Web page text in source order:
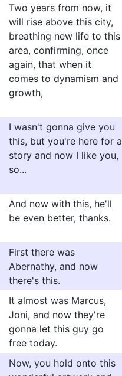
Two years from now, it
will rise above this city,
breathing new life to this
area, confirming, once
again, that when it
comes to dynamism and
growth,
I wasn't gonna give you
this, but you're here for a
story and now I like you,
so...
And now with this, he'll
be even better, thanks.
First there was
Abernathy, and now
there's this.
It almost was Marcus,
Joni, and now they're
gonna let this guy go
free today.
Now, you hold onto this